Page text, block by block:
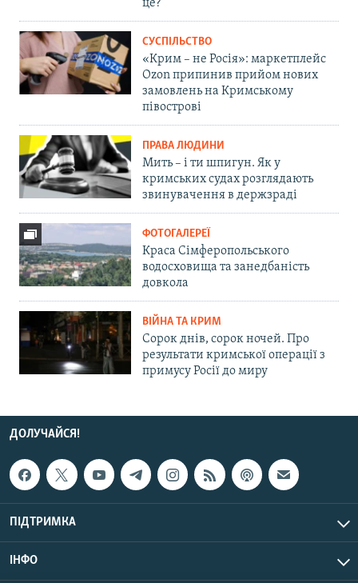
це?
СУСПІЛЬСТВО
«Крим – не Росія»: маркетплейс
Ozon припинив прийом нових
замовлень на Кримському
півострові
ПРАВА ЛЮДИНИ
Мить – і ти шпигун. Як у
кримських судах розглядають
звинувачення в держзраді
ФОТОГАЛЕРЕЇ
Краса Сімферопольського
водосховища та занедбаність
довкола
ВІЙНА ТА КРИМ
Сорок днів, сорок ночей. Про
результати кримської операції з
примусу Росії до миру
ДОЛУЧАЙСЯ!
ПІДТРИМКА
ІНФО